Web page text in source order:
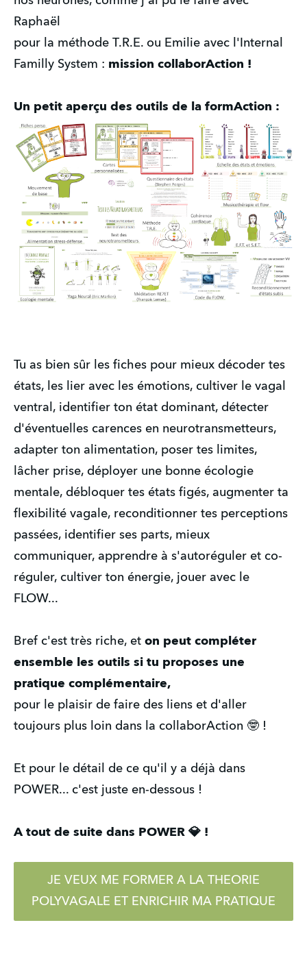
Raphaël
pour la méthode T.R.E. ou Emilie avec l'Internal
Familly System : mission collaborAction !
Un petit aperçu des outils de la formAction :
Tu as bien sûr les fiches pour mieux décoder tes
états, les lier avec les émotions, cultiver le vagal
ventral, identifier ton état dominant, détecter
d'éventuelles carences en neurotransmetteurs,
adapter ton alimentation, poser tes limites,
lâcher prise, déployer une bonne écologie
mentale, débloquer tes états figés, augmenter ta
flexibilité vagale, reconditionner tes perceptions
passées, identifier ses parts, mieux
communiquer, apprendre à s'autoréguler et co-
réguler, cultiver ton énergie, jouer avec le
FLOW...
Bref c'est très riche, et on peut compléter
ensemble les outils si tu proposes une
pratique complémentaire,
pour le plaisir de faire des liens et d'aller
toujours plus loin dans la collaborAction 🤓 !
Et pour le détail de ce qu'il y a déjà dans
POWER... c'est juste en-dessous !
A tout de suite dans POWER 💎 !
JE VEUX ME FORMER A LA THEORIE
POLYVAGALE ET ENRICHIR MA PRATIQUE